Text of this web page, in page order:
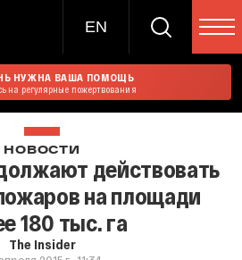
EN
НУЖНА ВАША ПОМОЩЬ
на регулярные пожертвования
НОВОСТИ
действовать
на площади
180 тыс. га
The Insider